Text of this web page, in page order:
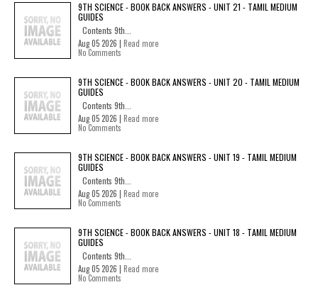
9TH SCIENCE - BOOK BACK ANSWERS - UNIT 21 - TAMIL MEDIUM
GUIDES
Contents 9th...
Aug 05 2026 | Read more
No Comments
9TH SCIENCE - BOOK BACK ANSWERS - UNIT 20 - TAMIL MEDIUM
GUIDES
Contents 9th...
Aug 05 2026 | Read more
No Comments
9TH SCIENCE - BOOK BACK ANSWERS - UNIT 19 - TAMIL MEDIUM
GUIDES
Contents 9th...
Aug 05 2026 | Read more
No Comments
9TH SCIENCE - BOOK BACK ANSWERS - UNIT 18 - TAMIL MEDIUM
GUIDES
Contents 9th...
Aug 05 2026 | Read more
No Comments